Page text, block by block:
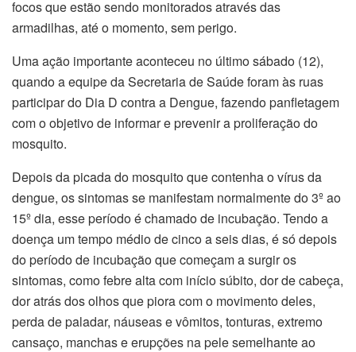
focos que estão sendo monitorados através das
armadilhas, até o momento, sem perigo.
Uma ação importante aconteceu no último sábado (12),
quando a equipe da Secretaria de Saúde foram às ruas
participar do Dia D contra a Dengue, fazendo panfletagem
com o objetivo de informar e prevenir a proliferação do
mosquito.
Depois da picada do mosquito que contenha o vírus da
dengue, os sintomas se manifestam normalmente do 3º ao
15º dia, esse período é chamado de incubação. Tendo a
doença um tempo médio de cinco a seis dias, é só depois
do período de incubação que começam a surgir os
sintomas, como febre alta com início súbito, dor de cabeça,
dor atrás dos olhos que piora com o movimento deles,
perda de paladar, náuseas e vômitos, tonturas, extremo
cansaço, manchas e erupções na pele semelhante ao